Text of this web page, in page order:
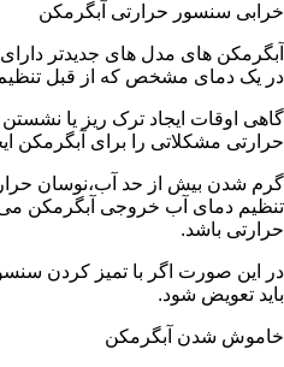
خرابی سنسور حرارتی آبگرمکن
آبگرمکن های مدل های جدیدتر
در یک دمای مشخص که از قبل تنظیم
گاهی اوقات ایجاد ترک ریز یا
حرارتی مشکلاتی را برای آبگرمکن
گرم شدن بیش از حد آب،نوسان
تنظیم دمای آب خروجی آبگرمکن می
حرارتی باشد.
در این صورت اگر با تمیز کردن
باید تعویض شود.
خاموش شدن آبگرمکن